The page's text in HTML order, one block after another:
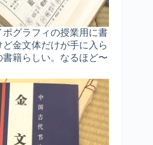
グラフィの授業用に書
金文体だけが手に入ら
籍らしい。なるほど〜